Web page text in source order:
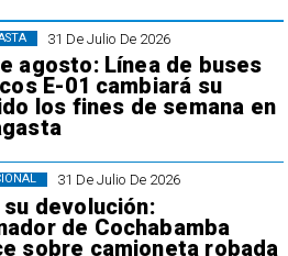
31 De Julio De 2026
agosto: Línea de buses
E-01 cambiará su
los fines de semana en
31 De Julio De 2026
su devolución:
de Cochabamba
sobre camioneta robada